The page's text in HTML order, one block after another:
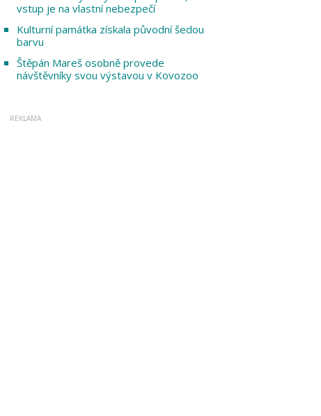
vstup je na vlastní nebezpečí
Kulturní památka získala původní šedou
barvu
Štěpán Mareš osobně provede
návštěvníky svou výstavou v Kovozoo